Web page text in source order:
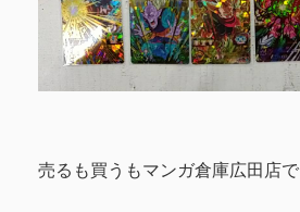
売るも買うもマンガ倉庫広田店で